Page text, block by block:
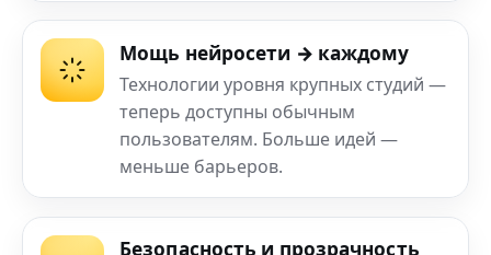
Мощь нейросети → каждому
Технологии уровня крупных студий —
теперь доступны обычным
пользователям. Больше идей —
меньше барьеров.
Безопасность и прозрачность